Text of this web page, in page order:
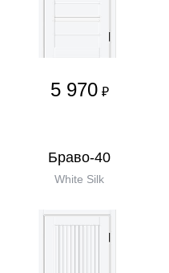
5 970 ₽
Браво-40
White Silk